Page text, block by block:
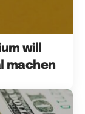
will
machen